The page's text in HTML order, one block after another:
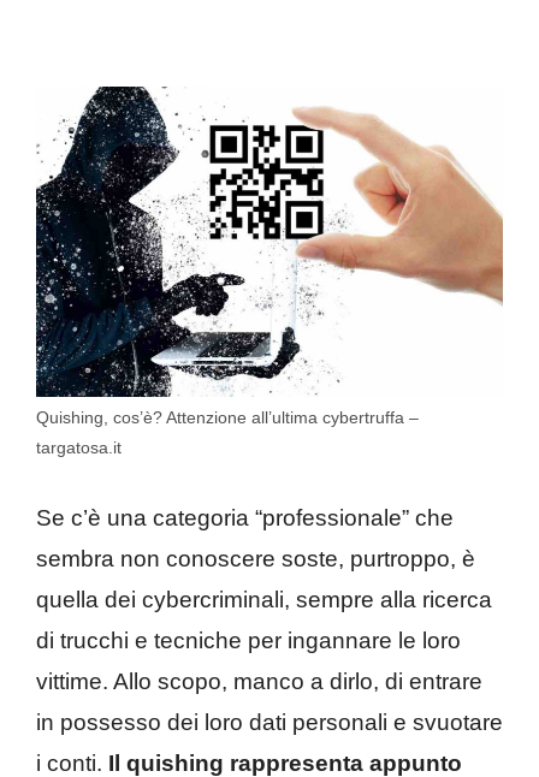
Quishing, cos’è? Attenzione all’ultima cybertruffa –
targatosa.it
Se c’è una categoria “professionale” che
sembra non conoscere soste, purtroppo, è
quella dei cybercriminali, sempre alla ricerca
di trucchi e tecniche per ingannare le loro
vittime. Allo scopo, manco a dirlo, di entrare
in possesso dei loro dati personali e svuotare
i conti. Il quishing rappresenta appunto